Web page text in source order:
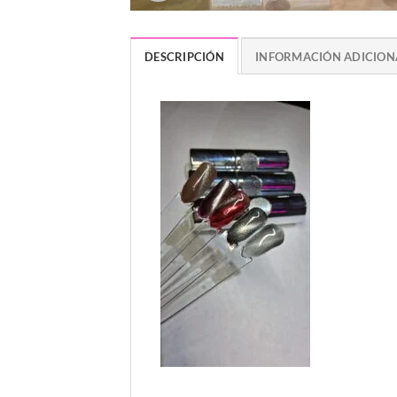
DESCRIPCIÓN INFORMACIÓN